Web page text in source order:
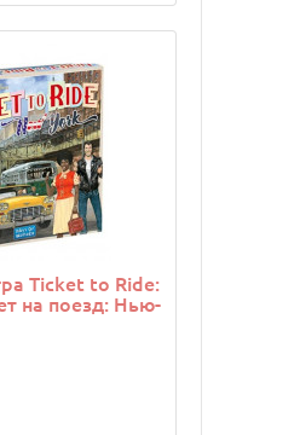
Ticket to Ride:
на поезд: Нью-